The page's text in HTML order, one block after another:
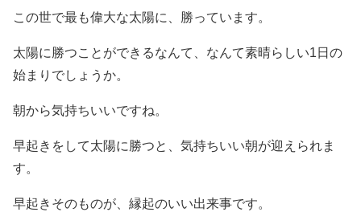
この世で最も偉大な太陽に、勝っています。
太陽に勝つことができるなんて、なんて素晴らしい1日の
始まりでしょうか。
朝から気持ちいいですね。
早起きをして太陽に勝つと、気持ちいい朝が迎えられま
す。
早起きそのものが、縁起のいい出来事です。